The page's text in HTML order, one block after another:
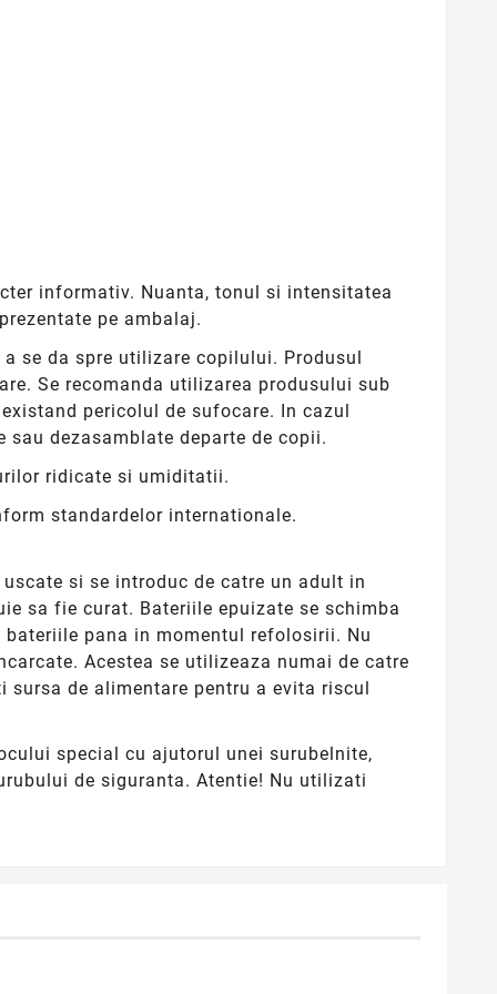
informativ. Nuanta, tonul si intensitatea
pe ambalaj.
se da spre utilizare copilului. Produsul
Se recomanda utilizarea produsului sub
pericolul de sufocare. In cazul
dezasamblate departe de copii.
ridicate si umiditatii.
standardelor internationale.
si se introduc de catre un adult in
sa fie curat. Bateriile epuizate se schimba
pana in momentul refolosirii. Nu
Acestea se utilizeaza numai de catre
de alimentare pentru a evita riscul
special cu ajutorul unei surubelnite,
de siguranta. Atentie! Nu utilizati